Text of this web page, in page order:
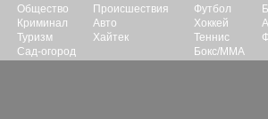
Общество
Криминал
Туризм
Сад-огород
Происшествия
Авто
Хайтек
Футбол
Хоккей
Теннис
Бокс/ММА